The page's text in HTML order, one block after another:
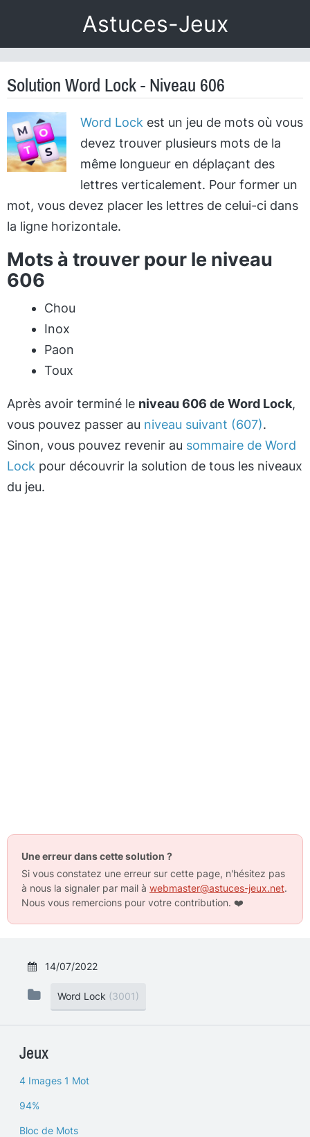
Astuces-Jeux
Solution Word Lock - Niveau 606
Word Lock est un jeu de mots où vous
devez trouver plusieurs mots de la
même longueur en déplaçant des
lettres verticalement. Pour former un
mot, vous devez placer les lettres de celui-ci dans
la ligne horizontale.
Mots à trouver pour le niveau
606
Chou
Inox
Paon
Toux
Après avoir terminé le niveau 606 de Word Lock,
vous pouvez passer au niveau suivant (607).
Sinon, vous pouvez revenir au sommaire de Word
Lock pour découvrir la solution de tous les niveaux
du jeu.
Une erreur dans cette solution ?
Si vous constatez une erreur sur cette page, n'hésitez pas
à nous la signaler par mail à webmaster@astuces-jeux.net.
Nous vous remercions pour votre contribution. ❤️
14/07/2022
Word Lock (3001)
Jeux
4 Images 1 Mot
94%
Bloc de Mots